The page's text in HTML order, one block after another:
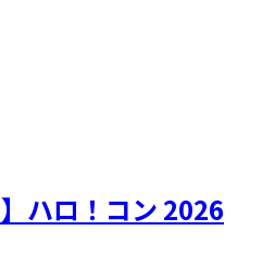
ハロ！コン 2026